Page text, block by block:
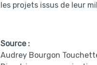
les projets issus de leur
Source :
Audrey Bourgon